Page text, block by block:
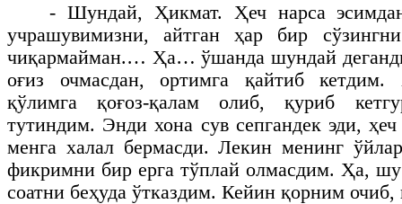
- Шундай, Ҳикмат. Ҳеч нарса
учрашувимизни, айтган ҳар бир
чиқармайман.… Ҳа… ўшанда шундай
оғиз очмасдан, ортимга қайтиб
қўлимга қоғоз-қалам олиб, қуриб
тутиндим. Энди хона сув сепгандек эди,
менга халал бермасди. Лекин менинг
фикримни бир ерга тўплай олмасдим. Ҳа,
соатни беҳуда ўтказдим. Кейин қорним